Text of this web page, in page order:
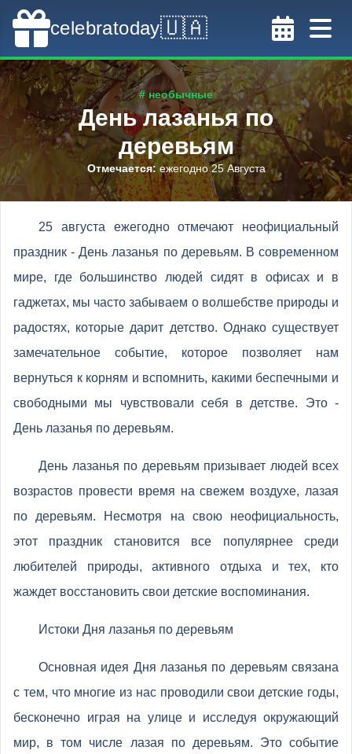
celebratoday🇺🇦
# необычные
День лазанья по
деревьям
Отмечается:ежегодно 25 Августа
25 августа ежегодно отмечают неофициальный
праздник - День лазанья по деревьям. В современном
мире, где большинство людей сидят в офисах и в
гаджетах, мы часто забываем о волшебстве природы и
радостях, которые дарит детство. Однако существует
замечательное событие, которое позволяет нам
вернуться к корням и вспомнить, какими беспечными и
свободными мы чувствовали себя в детстве. Это -
День лазанья по деревьям.
День лазанья по деревьям призывает людей всех
возрастов провести время на свежем воздухе, лазая
по деревьям. Несмотря на свою неофициальность,
этот праздник становится все популярнее среди
любителей природы, активного отдыха и тех, кто
жаждет восстановить свои детские воспоминания.
Истоки Дня лазанья по деревьям
Основная идея Дня лазанья по деревьям связана
с тем, что многие из нас проводили свои детские годы,
бесконечно играя на улице и исследуя окружающий
мир, в том числе лазая по деревьям. Это событие